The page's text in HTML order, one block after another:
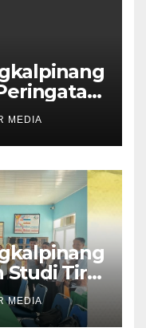
di
MEDIA
Studi Tiru
Negeri
MEDIA